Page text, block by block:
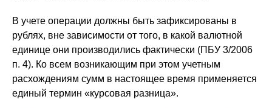
В учете операции должны быть зафиксированы в
рублях, вне зависимости от того, в какой валютной
единице они производились фактически (ПБУ 3/2006
п. 4). Ко всем возникающим при этом учетным
расхождениям сумм в настоящее время применяется
единый термин «курсовая разница».